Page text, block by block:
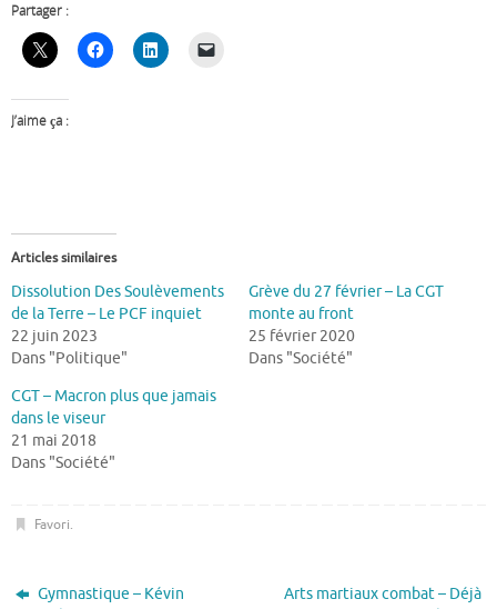
Partager :
J’aime ça :
Articles similaires
Dissolution Des Soulèvements
de la Terre – Le PCF inquiet
22 juin 2023
Dans "Politique"
Grève du 27 février – La CGT
monte au front
25 février 2020
Dans "Société"
CGT – Macron plus que jamais
dans le viseur
21 mai 2018
Dans "Société"
Favori.
Gymnastique – Kévin
Arts martiaux combat – Déjà